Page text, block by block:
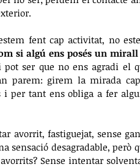
fent cap activitat, no
si algú ens posés un
ser que no ens agradi el
parem: girem la mirada
i per tant ens obliga a fer
avorrit, fastiguejat, sense
sensació desagradable, però
Sense intentar